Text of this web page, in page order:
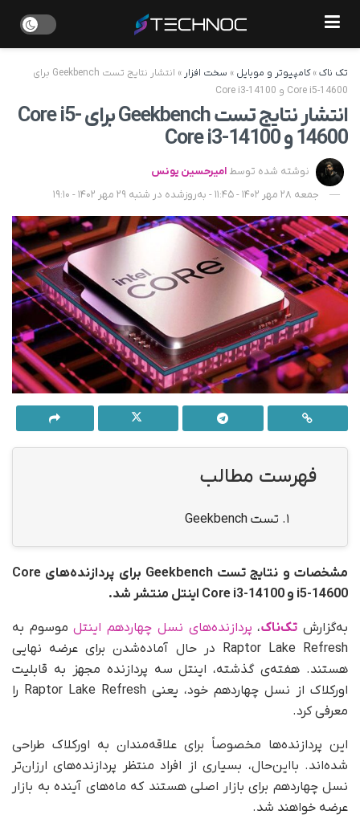
تک ناک»کامپیوتر و موبایل » سخت افزار »
انتشار نتایج تست Geekbench برای
Core i5-14600 و Core i3-14100
انتشار نتایج تست Geekbench برای Core i5-
14600 و Core i3-14100
نوشته شده توسط امیرحسین یونس
جمعه 28 مهر 1402 - 11:45 - به‌روزشده در شنبه 29 مهر 1402 - 19:10
فهرست مطالب
1. تست Geekbench
مشخصات و نتایج تست Geekbench برای پردازنده‌های Core
i5-14600 و Core i3-14100 اینتل منتشر شد.
به‌گزارش تک‌ناک، پردازنده‌های نسل چهاردهم اینتلموسوم به
Raptor Lake Refresh در حال آماده‌شدن برای عرضه نهایی
هستند. هفته‌ی گذشته، اینتل سه پردازنده مجهز به قابلیت
اورکلاک‌ از نسل چهاردهم خود، یعنی Raptor Lake Refresh را
معرفی کرد.
این پردازنده‌ها مخصوصاً برای علاقه‌مندان به اورکلاک طراحی
شده‌اند. با‌این‌حال، بسیاری از افراد منتظر پردازنده‌های ارزان‌تر
نسل چهاردهم برای بازار اصلی هستند که ماه‌های آینده به بازار
عرضه خواهند شد.